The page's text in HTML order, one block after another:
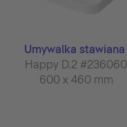
Umywalka stawiana
Happy D.2 #236060
600 x 460 mm